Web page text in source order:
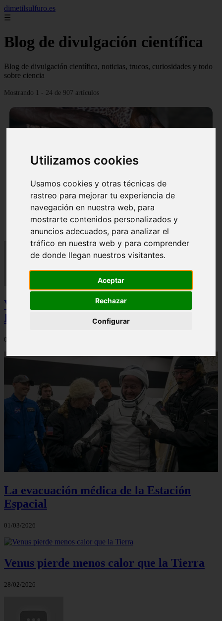
Utilizamos cookies
Usamos cookies y otras técnicas de
rastreo para mejorar tu experiencia de
navegación en nuestra web, para
mostrarte contenidos personalizados y
anuncios adecuados, para analizar el
tráfico en nuestra web y para comprender
de donde llegan nuestros visitantes.
Aceptar
Rechazar
Configurar
dimetilsulfuro.es
☰
Blog de divulgación científica
Blog de divulgación científica, noticias, trucos, curiosidades y todo
sobre ciencia
Mostrando 1 - 24 de 907 artículos
En África harán lo que parecía imposible: Utilizarán
moléculas de agua para cocinar sus alimentos
Video Advertencias desde la cúspide de la
IA: Hinton y el posible colapso social
06/03/2026
La evacuación médica de la Estación
Espacial
01/03/2026
Venus pierde menos calor que la Tierra
28/02/2026